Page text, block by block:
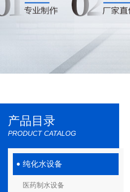
产品目录
PRODUCT CATALOG
纯化水设备
医药制水设备